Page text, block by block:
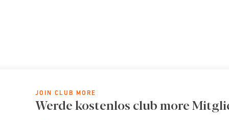
JOIN CLUB MORE
Werde kostenlos club more